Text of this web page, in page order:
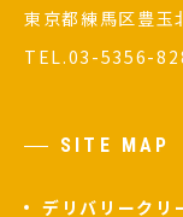
東京都練馬区豊
TEL.03-5356-
SITE MAP
デリバリークリ